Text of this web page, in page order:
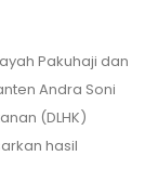
Pakuhaji dan
Andra Soni
(DLHK)
hasil